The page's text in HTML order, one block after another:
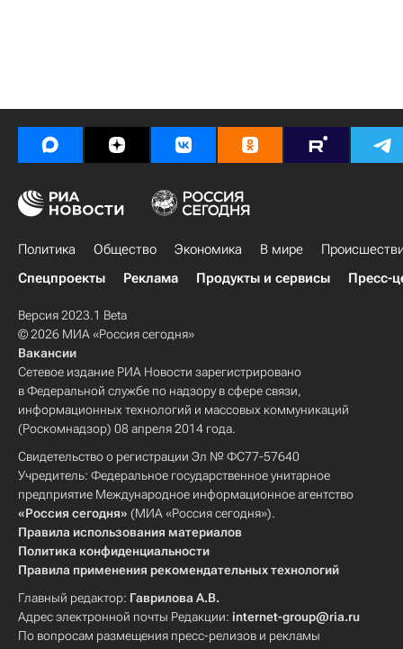
Политика Общество Экономика В мире
Спецпроекты
Реклама Продукты и сервисы Пресс-
Версия 2023.1 Beta
© 2026 МИА «Россия сегодня»
Вакансии
Сетевое издание РИА Новости зарегистрировано
в Федеральной службе по надзору в сфере связи,
информационных технологий и массовых коммуникаций
(Роскомнадзор) 08 апреля 2014 года.
Свидетельство о регистрации Эл № ФС77-57640
Учредитель: Федеральное государственное унитарное
предприятие Международное информационное агентство
«Россия сегодня» (МИА «Россия сегодня»).
Правила использования материалов
Политика конфиденциальности
Правила применения рекомендательных технологий
Главный редактор: Гаврилова А.В.
Адрес электронной почты Редакции: internet-group@ria.ru
По вопросам размещения пресс-релизов и рекламы